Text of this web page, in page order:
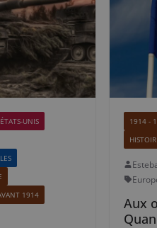
ÉTATS-UNIS
1914
1914 -
Aux